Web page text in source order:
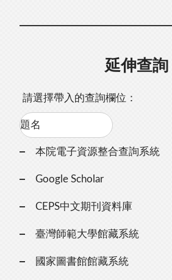
延伸查詢
請選擇帶入的查詢欄位：
本院電子資源整合查詢系統
Google Scholar
CEPS中文期刊資料庫
臺灣師範大學館藏系統
國家圖書館館藏系統